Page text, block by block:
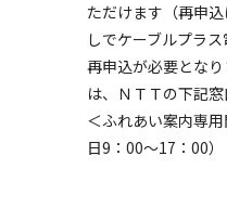
ただけます（再申
しでケーブルプラ
再申込が必要とな
は、ＮＴＴの下記
＜ふれあい案内専
日9：00～17：00）